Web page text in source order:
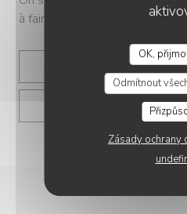
OK,
Odmítnout
Zásady ochrany
à faire », lance le chef.
PŘEČÍST
ZOBRAZIT